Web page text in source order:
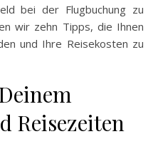
bei der Flugbuchung zu
wir zehn Tipps, die Ihnen
und Ihre Reisekosten zu
Reisezeiten